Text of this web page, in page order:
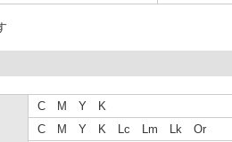
C M Y K
C M Y K Lc Lm Lk Or